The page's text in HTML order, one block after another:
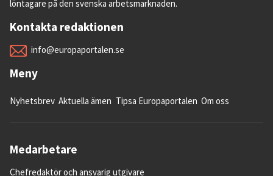
löntagare på den svenska arbetsmarknaden.
Kontakta redaktionen
info@europaportalen.se
Meny
Nyhetsbrev Aktuella ämen Tipsa Europaportalen Om oss
Medarbetare
Chefredaktör och ansvarig utgivare